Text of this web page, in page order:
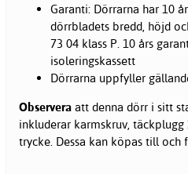
Garanti: Dörrarna har 10
dörrbladets bredd, höjd
73 04 klass P. 10 års
isoleringskassett
Dörrarna uppfyller
Observera att denna dörr i sitt
inkluderar karmskruv,
trycke. Dessa kan köpas till och